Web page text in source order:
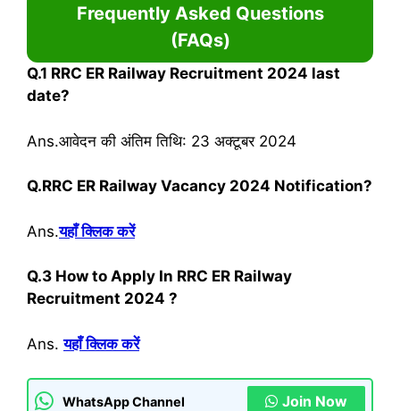
Frequently Asked Questions
(FAQs)
Q.1 RRC ER Railway Recruitment 2024 last
date?
Ans.आवेदन की अंतिम तिथि: 23 अक्टूबर 2024
Q.RRC ER Railway Vacancy 2024 Notification?
Ans.यहाँ क्लिक करें
Q.3 How to Apply In RRC ER Railway
Recruitment 2024 ?
Ans.यहाँ क्लिक करें
WhatsApp Channel Join Now